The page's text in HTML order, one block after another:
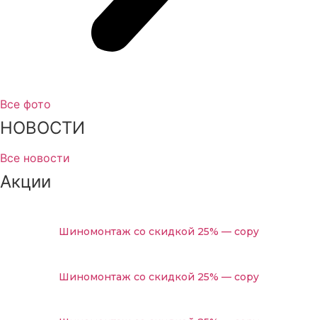
Диагностика авто Вольво перед покупкой
Замена радиатора кондиционера автомобиля Volvo
Замена рулевых реек автомобиля Volvo
Сход-развал автомобиля Volvo
Ремонт задних редукторов автомобиля Volvo
Замена рулевых наконечников автомобиля Volvo
Замена масляного насоса автомобиля Volvo
Замена масла и масляного фильтра автомобиля Volvo
Все фото
НОВОСТИ
Все новости
Акции
Шиномонтаж со скидкой 25% — copy
Шиномонтаж со скидкой 25% — copy